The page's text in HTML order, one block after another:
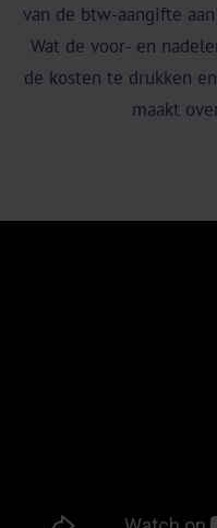
van de btw-aangifte
Wat de voor- en
de kosten te drukken
maakt